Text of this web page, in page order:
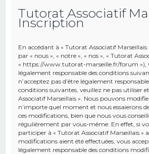
Tutorat Associatif
Inscription
En accédant à « Tutorat Associatif Marseillais
par « nous », « notre », « nos », « Tutorat
« https://www.tutorat-marseille.fr/forum »),
légalement responsable des conditions
n’acceptez pas d’être légalement
conditions suivantes, veuillez ne pas utiliser
Associatif Marseillais ». Nous pouvons
n’importe quel moment et nous essaierons
ces modifications, bien que nous vous
régulièrement par vous-même. En effet, si
participer à « Tutorat Associatif Marseillais »
modifications aient été effectuées, vous
légalement responsable des conditions